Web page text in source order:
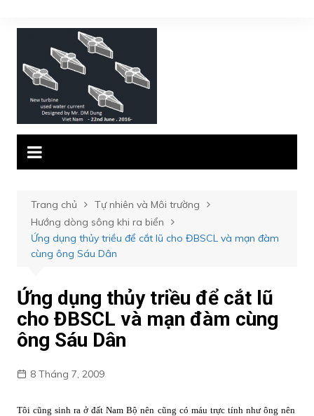
đến
Trang chủ
Tự nhiên và Môi trường
Hướng dòng sông khi ra biển
Ứng dụng thủy triều để cắt lũ cho ĐBSCL và mạn đàm
cùng ông Sáu Dân
Ứng dụng thủy triều để cắt lũ
cho ĐBSCL và mạn đàm cùng
ông Sáu Dân
8 Tháng 7, 2009
Tôi cũng sinh ra ở đất Nam Bộ nên cũng có máu trực tính như ông nên